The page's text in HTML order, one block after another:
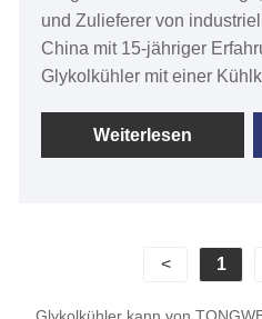
und Zulieferer von
China mit 15-jähriger
Glykolkühler mit einer
von -30 °C anbietet bis 5
Glykolkühler und
industrielle Glykolkühler zur
Fermentation kann die
Weiterlesen
< 1